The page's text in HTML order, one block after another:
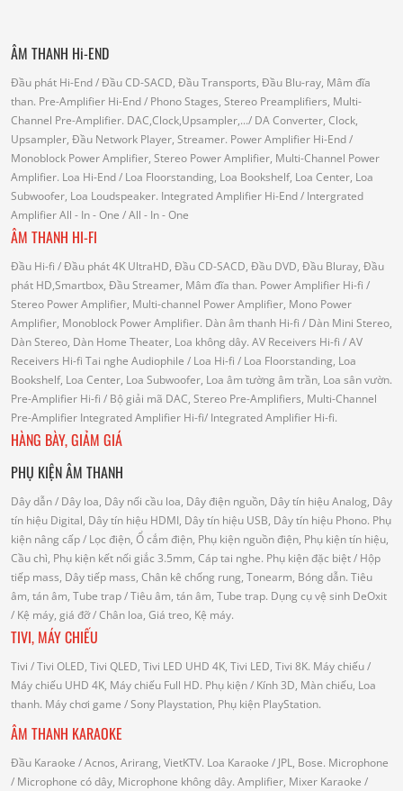
ÂM THANH Hi-END
Đầu phát Hi-End/ Đầu CD-SACD, Đầu Transports, Đầu Blu-ray, Mâm đĩa
than. Pre-Amplifier Hi-End/ Phono Stages, Stereo Preamplifiers, Multi-
Channel Pre-Amplifier. DAC,Clock,Upsampler,.../ DA Converter, Clock,
Upsampler, Đầu Network Player, Streamer. Power Amplifier Hi-End/
Monoblock Power Amplifier, Stereo Power Amplifier, Multi-Channel Power
Amplifier. Loa Hi-End/ Loa Floorstanding, Loa Bookshelf, Loa Center, Loa
Subwoofer, Loa Loudspeaker. Integrated Amplifier Hi-End/ Intergrated
AmplifierAll - In - One / All - In - One
ÂM THANH HI-FI
Đầu Hi-fi / Đầu phát 4K UltraHD, Đầu CD-SACD, Đầu DVD, Đầu Bluray, Đầu
phát HD,Smartbox, Đầu Streamer, Mâm đĩa than. Power Amplifier Hi-fi /
Stereo Power Amplifier, Multi-channel Power Amplifier, Mono Power
Amplifier, Monoblock Power Amplifier. Dàn âm thanh Hi-fi / Dàn Mini Stereo,
Dàn Stereo, Dàn Home Theater, Loa không dây. AV Receivers Hi-fi / AV
Receivers Hi-fi Tai nghe Audiophile / Loa Hi-fi / Loa Floorstanding, Loa
Bookshelf, Loa Center, Loa Subwoofer, Loa âm tường âm trần, Loa sân vườn.
Pre-Amplifier Hi-fi / Bộ giải mã DAC, Stereo Pre-Amplifiers, Multi-Channel
Pre-Amplifier Integrated Amplifier Hi-fi/ Integrated Amplifier Hi-fi.
HÀNG BÀY, GIẢM GIÁ
PHỤ KIỆN ÂM THANH
Dây dẫn/ Dây loa, Dây nối cầu loa, Dây điện nguồn, Dây tín hiệu Analog, Dây
tín hiệu Digital, Dây tín hiệu HDMI, Dây tín hiệu USB, Dây tín hiệu Phono. Phụ
kiện nâng cấp/ Lọc điện, Ổ cắm điện, Phụ kiện nguồn điện, Phụ kiện tín hiệu,
Cầu chì, Phụ kiện kết nối giắc 3.5mm, Cáp tai nghe. Phụ kiện đặc biệt/ Hộp
tiếp mass, Dây tiếp mass, Chân kê chống rung, Tonearm, Bóng dẫn. Tiêu
âm, tán âm, Tube trap/ Tiêu âm, tán âm, Tube trap. Dụng cụ vệ sinh DeOxit
/ Kệ máy, giá đỡ/ Chân loa, Giá treo, Kệ máy.
TIVI, MÁY CHIẾU
Tivi / Tivi OLED, Tivi QLED, Tivi LED UHD 4K, Tivi LED, Tivi 8K. Máy chiếu/
Máy chiếu UHD 4K, Máy chiếu Full HD. Phụ kiện/ Kính 3D, Màn chiếu, Loa
thanh. Máy chơi game / Sony Playstation, Phụ kiện PlayStation.
ÂM THANH KARAOKE
Đầu Karaoke / Acnos, Arirang, VietKTV. Loa Karaoke / JPL, Bose. Microphone
/ Microphone có dây, Microphone không dây. Amplifier, Mixer Karaoke /